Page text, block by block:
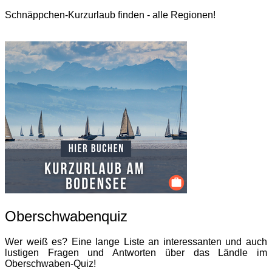
Schnäppchen-Kurzurlaub finden - alle Regionen!
Oberschwabenquiz
Wer weiß es? Eine lange Liste an interessanten und auch
lustigen Fragen und Antworten über das Ländle im
Oberschwaben-Quiz!